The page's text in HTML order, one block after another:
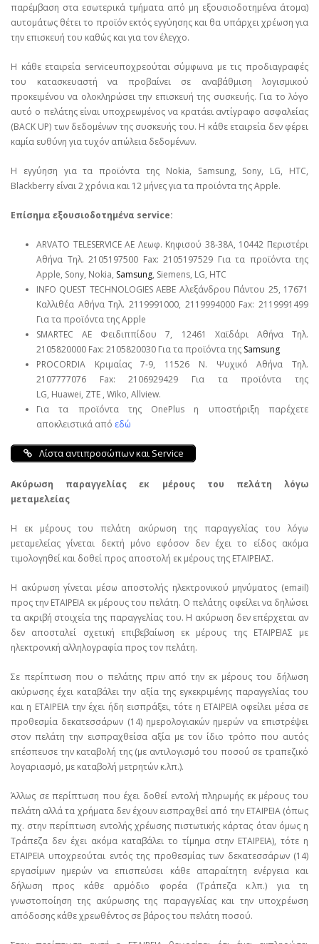
παρέμβαση στα εσωτερικά τμήματα από μη εξουσιοδοτημένα άτομα)
αυτομάτως θέτει το προϊόν εκτός εγγύησης και θα υπάρχει χρέωση για
την επισκευή του καθώς και για τον έλεγχο.
Η κάθε εταιρεία serviceυποχρεούται σύμφωνα με τις προδιαγραφές
του κατασκευαστή να προβαίνει σε αναβάθμιση λογισμικού
προκειμένου να ολοκληρώσει την επισκευή της συσκευής. Για το λόγο
αυτό ο πελάτης είναι υποχρεωμένος να κρατάει αντίγραφο ασφαλείας
(BACK UP) των δεδομένων της συσκευής του. Η κάθε εταιρεία δεν φέρει
καμία ευθύνη για τυχόν απώλεια δεδομένων.
Η εγγύηση για τα προϊόντα της Nokia, Samsung, Sony, LG, HTC,
Blackberry είναι 2 χρόνια και 12 μήνες για τα προϊόντα της Apple.
Επίσημα εξουσιοδοτημένα service:
ARVATO TELESERVICE ΑΕ Λεωφ. Κηφισού 38-38Α, 10442 Περιστέρι
Αθήνα Τηλ. 2105197500 Fax: 2105197529 Για τα προϊόντα της
Apple, Sony, Nokia, Samsung, Siemens, LG, HTC
INFO QUEST TECHNOLOGIES ΑΕΒΕ Αλεξάνδρου Πάντου 25, 17671
Καλλιθέα Αθήνα Τηλ. 2119991000, 2119994000 Fax: 2119991499
Για τα προϊόντα της Apple
SMARTEC ΑΕ Φειδιππίδου 7, 12461 Χαϊδάρι Αθήνα Τηλ.
2105820000 Fax: 2105820030 Για τα προϊόντα της Samsung
PROCORDIA Κριμαίας 7-9, 11526 Ν. Ψυχικό Αθήνα Τηλ.
2107777076 Fax: 2106929429 Για τα προϊόντα της
LG, Huawei, ΖΤΕ , Wiko, Allview.
Για τα προϊόντα της OnePlus η υποστήριξη παρέχετε
αποκλειστικά από εδώ
Λίστα αντιπροσώπων και Service
Ακύρωση παραγγελίας εκ μέρους του πελάτη λόγω
μεταμελείας
Η εκ μέρους του πελάτη ακύρωση της παραγγελίας του λόγω
μεταμελείας γίνεται δεκτή μόνο εφόσον δεν έχει το είδος ακόμα
τιμολογηθεί και δοθεί προς αποστολή εκ μέρους της ΕΤΑΙΡΕΙΑΣ.
Η ακύρωση γίνεται μέσω αποστολής ηλεκτρονικού μηνύματος (email)
προς την ΕΤΑΙΡΕΙΑ εκ μέρους του πελάτη. Ο πελάτης οφείλει να δηλώσει
τα ακριβή στοιχεία της παραγγελίας του. Η ακύρωση δεν επέρχεται αν
δεν αποσταλεί σχετική επιβεβαίωση εκ μέρους της ΕΤΑΙΡΕΙΑΣ με
ηλεκτρονική αλληλογραφία προς τον πελάτη.
Σε περίπτωση που ο πελάτης πριν από την εκ μέρους του δήλωση
ακύρωσης έχει καταβάλει την αξία της εγκεκριμένης παραγγελίας του
και η ΕΤΑΙΡΕΙΑ την έχει ήδη εισπράξει, τότε η ΕΤΑΙΡΕΙΑ οφείλει μέσα σε
προθεσμία δεκατεσσάρων (14) ημερολογιακών ημερών να επιστρέψει
στον πελάτη την εισπραχθείσα αξία με τον ίδιο τρόπο που αυτός
επέσπευσε την καταβολή της (με αντιλογισμό του ποσού σε τραπεζικό
λογαριασμό, με καταβολή μετρητών κ.λπ.).
Άλλως σε περίπτωση που έχει δοθεί εντολή πληρωμής εκ μέρους του
πελάτη αλλά τα χρήματα δεν έχουν εισπραχθεί από την ΕΤΑΙΡΕΙΑ (όπως
πχ. στην περίπτωση εντολής χρέωσης πιστωτικής κάρτας όταν όμως η
Τράπεζα δεν έχει ακόμα καταβάλει το τίμημα στην ΕΤΑΙΡΕΙΑ), τότε η
ΕΤΑΙΡΕΙΑ υποχρεούται εντός της προθεσμίας των δεκατεσσάρων (14)
εργασίμων ημερών να επισπεύσει κάθε απαραίτητη ενέργεια και
δήλωση προς κάθε αρμόδιο φορέα (Τράπεζα κ.λπ.) για τη
γνωστοποίηση της ακύρωσης της παραγγελίας και την υποχρέωση
απόδοσης κάθε χρεωθέντος σε βάρος του πελάτη ποσού.